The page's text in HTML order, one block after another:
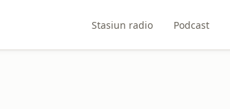
Stasiun radio Podcast